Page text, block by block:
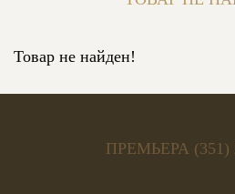
Товар не найден!
ПРЕМЬЕРА (351)